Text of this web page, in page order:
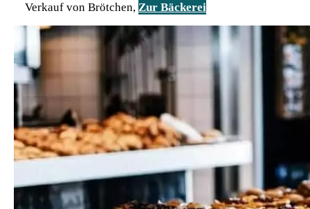
Verkauf von Brötchen, Zur Bäckerei